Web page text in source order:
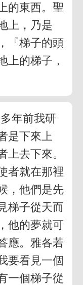
的東西。聖
上，乃是
『梯子的頭
上的梯子，
年前我研
是下來上
上去下來。
者就在那裡
，他們是先
梯子從天而
他的夢就可
應。雅各若
要看見一個
一個梯子從